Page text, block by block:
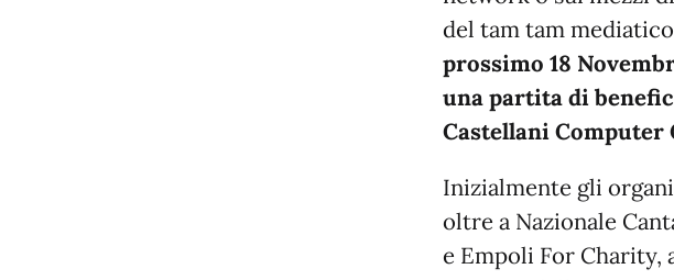
del tam tam
prossimo 18
una partita di
Castellani Computer
Inizialmente gli
oltre a Nazionale
e Empoli For Charity,